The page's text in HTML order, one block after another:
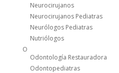
Neurocirujanos
Neurocirujanos Pediatras
Neurólogos Pediatras
Nutriólogos
O
Odontología Restauradora
Odontopediatras